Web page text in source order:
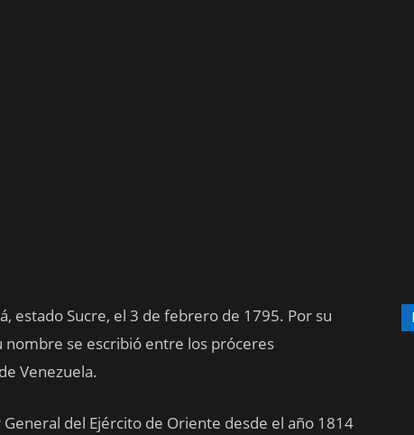
estado Sucre, el 3 de febrero de 1795. Por su
nombre se escribió entre los próceres
Venezuela.
del Ejército de Oriente desde el año 1814